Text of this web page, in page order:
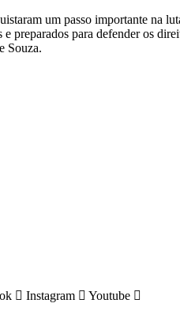
um passo importante na
e preparados para defender os
Souza.
Instagram Youtube